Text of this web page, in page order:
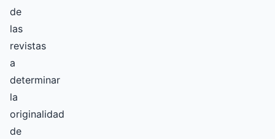
de
las
revistas
a
determinar
la
originalidad
de